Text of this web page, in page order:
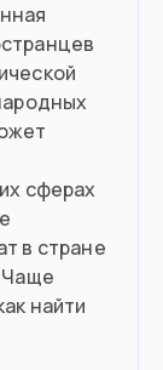
от
сферах
в стране
Чаще
найти